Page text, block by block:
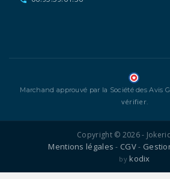
Marchand approuvé par la Société des Avis
vérifier.
Copyright © 2026 -
Mentions légales - CGV-
by kodix